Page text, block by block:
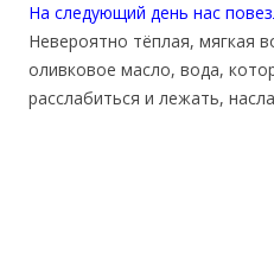
На следующий день нас
Невероятно тёплая, мягкая
оливковое масло, вода,
расслабиться и лежать,